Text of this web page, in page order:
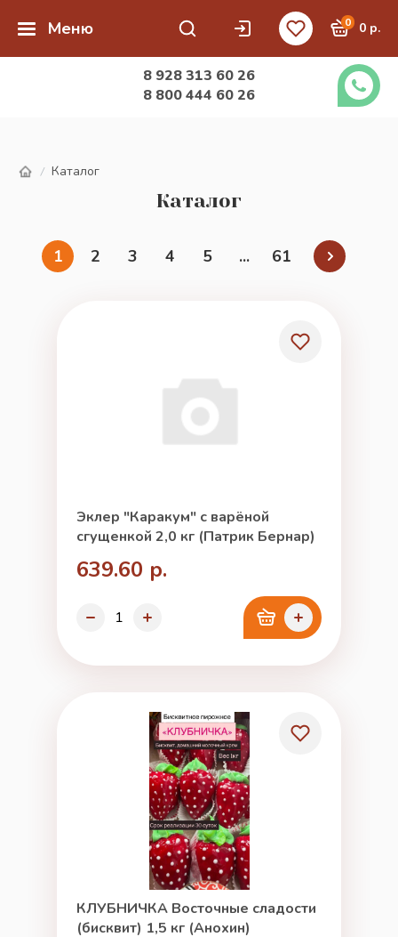
Меню 0 0 р.
8 928 313 60 26
8 800 444 60 26
/ Каталог
Каталог
1 2 3 4 5 ... 61
Эклер "Каракум" с варёной
сгущенкой 2,0 кг (Патрик Бернар)
639.60 р.
КЛУБНИЧКА Восточные сладости
(бисквит) 1,5 кг (Анохин)